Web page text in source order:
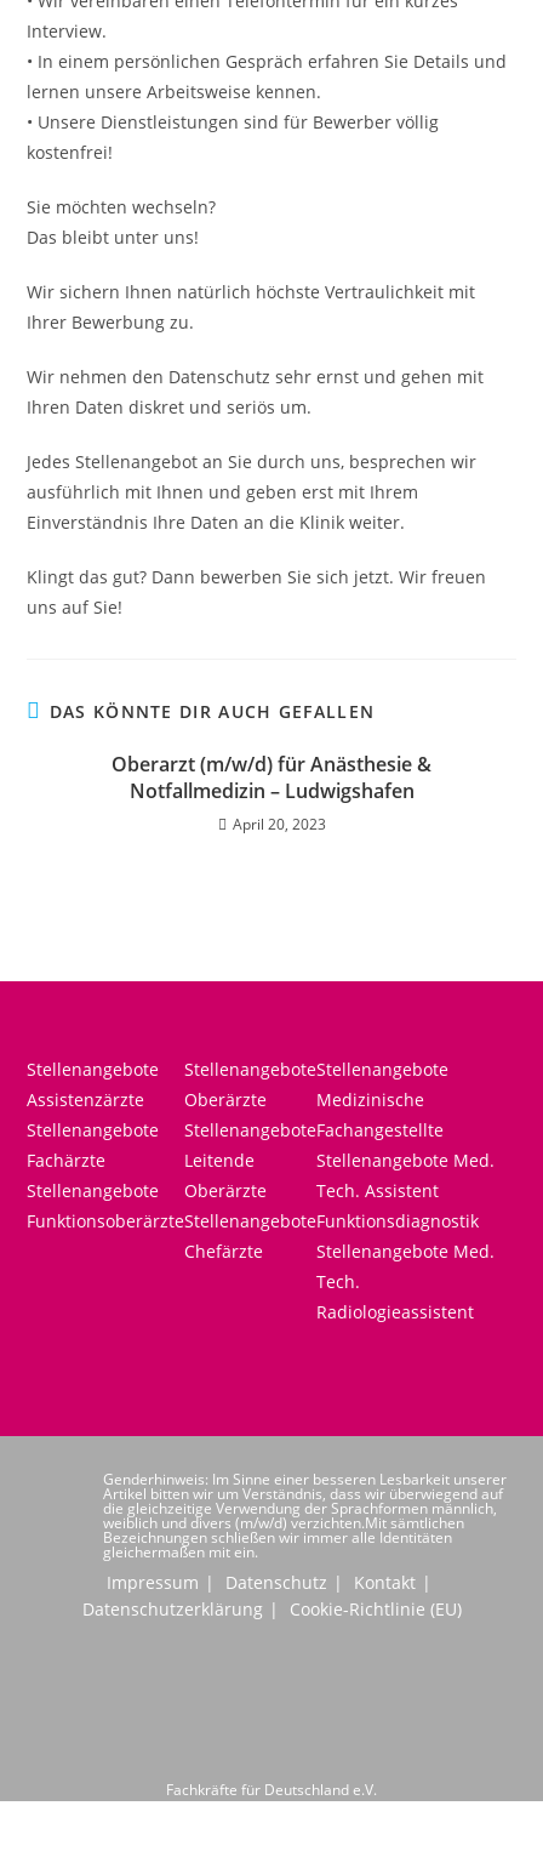
Interview.
• In einem persönlichen Gespräch erfahren Sie Details und
lernen unsere Arbeitsweise kennen.
• Unsere Dienstleistungen sind für Bewerber völlig
kostenfrei!
Sie möchten wechseln?
Das bleibt unter uns!
Wir sichern Ihnen natürlich höchste Vertraulichkeit mit
Ihrer Bewerbung zu.
Wir nehmen den Datenschutz sehr ernst und gehen mit
Ihren Daten diskret und seriös um.
Jedes Stellenangebot an Sie durch uns, besprechen wir
ausführlich mit Ihnen und geben erst mit Ihrem
Einverständnis Ihre Daten an die Klinik weiter.
Klingt das gut? Dann bewerben Sie sich jetzt. Wir freuen
uns auf Sie!
DAS KÖNNTE DIR AUCH GEFALLEN
Oberarzt (m/w/d) für Anästhesie &
Notfallmedizin – Ludwigshafen
April 20, 2023
Stellenangebote
Assistenzärzte
Stellenangebote
Fachärzte
Stellenangebote
Funktionsoberärzte
Stellenangebote
Oberärzte
Stellenangebote
Leitende
Oberärzte
Stellenangebote
Chefärzte
Stellenangebote
Medizinische
Fachangestellte
Stellenangebote Med.
Tech. Assistent
Funktionsdiagnostik
Stellenangebote Med.
Tech.
Radiologieassistent
Genderhinweis: Im Sinne einer besseren Lesbarkeit unserer
Artikel bitten wir um Verständnis, dass wir überwiegend auf
die gleichzeitige Verwendung der Sprachformen männlich,
weiblich und divers (m/w/d) verzichten.Mit sämtlichen
Bezeichnungen schließen wir immer alle Identitäten
gleichermaßen mit ein.
Impressum Datenschutz
Kontakt
Datenschutzerklärung
Cookie-Richtlinie (EU)
Fachkräfte für Deutschland e.V.